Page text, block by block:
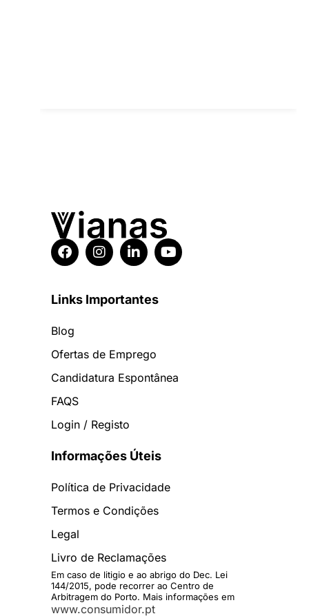
Links Importantes
Blog
Ofertas de Emprego
Candidatura Espontânea
FAQS
Login / Registo
Informações Úteis
Política de Privacidade
Termos e Condições
Legal
Livro de Reclamações
Em caso de litigio e ao abrigo do Dec. Lei
144/2015, pode recorrer ao Centro de
Arbitragem do Porto. Mais informações em
www.consumidor.pt